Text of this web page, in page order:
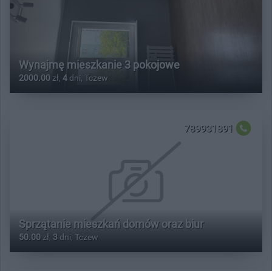
Wynajmę mieszkanie 3 pokojowe
2000.00 zł, 4 dni, Tczew
789931891
Sprzątanie mieszkań domów oraz biur
50.00 zł, 3 dni, Tczew